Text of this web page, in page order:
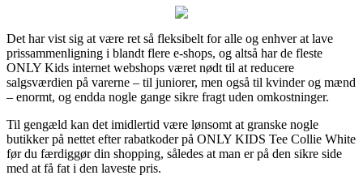
Det har vist sig at være ret så fleksibelt for alle og enhver at lave
prissammenligning i blandt flere e-shops, og altså har de fleste
ONLY Kids internet webshops været nødt til at reducere
salgsværdien på varerne – til juniorer, men også til kvinder og mænd
– enormt, og endda nogle gange sikre fragt uden omkostninger.
Til gengæld kan det imidlertid være lønsomt at granske nogle
butikker på nettet efter rabatkoder på ONLY KIDS Tee Collie White
før du færdiggør din shopping, således at man er på den sikre side
med at få fat i den laveste pris.